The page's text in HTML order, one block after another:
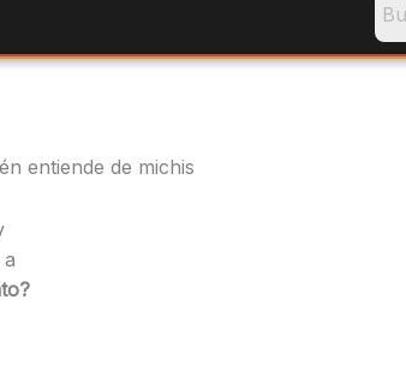
entiende de michis